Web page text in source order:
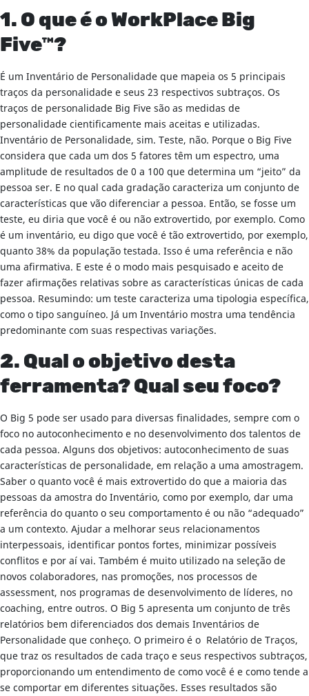
1. O que é o WorkPlace Big
Five™?
É um Inventário de Personalidade que mapeia os 5 principais
traços da personalidade e seus 23 respectivos subtraços. Os
traços de personalidade Big Five são as medidas de
personalidade cientificamente mais aceitas e utilizadas.
Inventário de Personalidade, sim. Teste, não. Porque o Big Five
considera que cada um dos 5 fatores têm um espectro, uma
amplitude de resultados de 0 a 100 que determina um “jeito” da
pessoa ser. E no qual cada gradação caracteriza um conjunto de
características que vão diferenciar a pessoa. Então, se fosse um
teste, eu diria que você é ou não extrovertido, por exemplo. Como
é um inventário, eu digo que você é tão extrovertido, por exemplo,
quanto 38% da população testada. Isso é uma referência e não
uma afirmativa. E este é o modo mais pesquisado e aceito de
fazer afirmações relativas sobre as características únicas de cada
pessoa. Resumindo: um teste caracteriza uma tipologia específica,
como o tipo sanguíneo. Já um Inventário mostra uma tendência
predominante com suas respectivas variações.
2. Qual o objetivo desta
ferramenta? Qual seu foco?
O Big 5 pode ser usado para diversas finalidades, sempre com o
foco no autoconhecimento e no desenvolvimento dos talentos de
cada pessoa. Alguns dos objetivos: autoconhecimento de suas
características de personalidade, em relação a uma amostragem.
Saber o quanto você é mais extrovertido do que a maioria das
pessoas da amostra do Inventário, como por exemplo, dar uma
referência do quanto o seu comportamento é ou não “adequado”
a um contexto. Ajudar a melhorar seus relacionamentos
interpessoais, identificar pontos fortes, minimizar possíveis
conflitos e por aí vai. Também é muito utilizado na seleção de
novos colaboradores, nas promoções, nos processos de
assessment, nos programas de desenvolvimento de líderes, no
coaching, entre outros. O Big 5 apresenta um conjunto de três
relatórios bem diferenciados dos demais Inventários de
Personalidade que conheço. O primeiro é o Relatório de Traços,
que traz os resultados de cada traço e seus respectivos subtraços,
proporcionando um entendimento de como você é e como tende a
se comportar em diferentes situações. Esses resultados são